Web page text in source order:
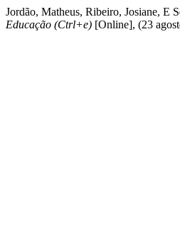
Jordão, Matheus, Ribeiro, Josiane,
Educação (Ctrl+e) [Online], (23